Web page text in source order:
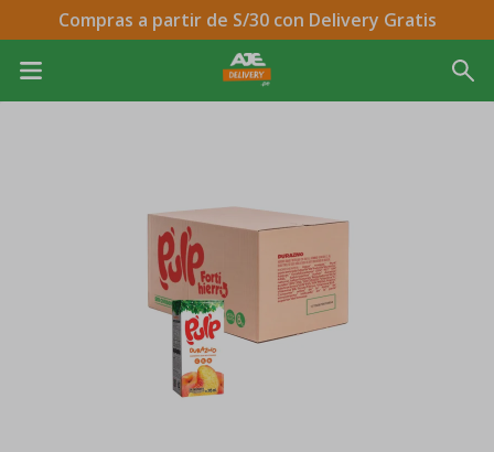
Compras a partir de S/30 con Delivery Gratis